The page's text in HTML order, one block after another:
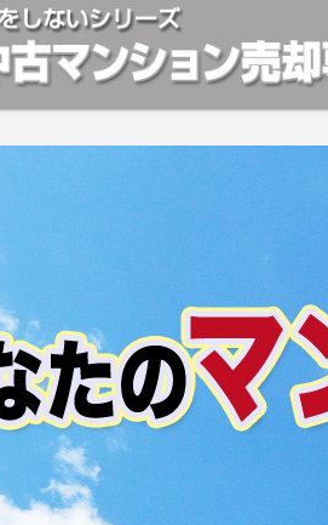
却」は「個人」の方々が、「買取」は不動産
言われています。マンションの売却をご検討